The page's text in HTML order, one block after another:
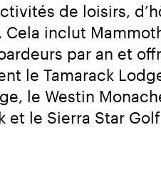
de loisirs,
inclut
par an et
le Tamarack
le Westin
et le Sierra Star